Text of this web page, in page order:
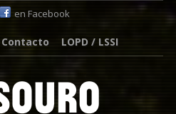
en Facebook
Contacto LOPD / LSSI